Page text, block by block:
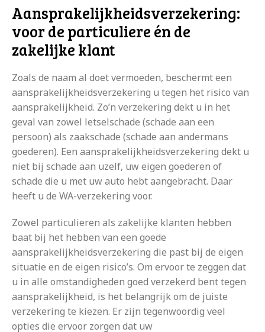
Aansprakelijkheidsverzekering:
voor de particuliere én de
zakelijke klant
Zoals de naam al doet vermoeden, beschermt een
aansprakelijkheidsverzekering u tegen het risico van
aansprakelijkheid. Zo’n verzekering dekt u in het
geval van zowel letselschade (schade aan een
persoon) als zaakschade (schade aan andermans
goederen). Een aansprakelijkheidsverzekering dekt u
niet bij schade aan uzelf, uw eigen goederen of
schade die u met uw auto hebt aangebracht. Daar
heeft u de WA-verzekering voor.
Zowel particulieren als zakelijke klanten hebben
baat bij het hebben van een goede
aansprakelijkheidsverzekering die past bij de eigen
situatie en de eigen risico’s. Om ervoor te zeggen dat
u in alle omstandigheden goed verzekerd bent tegen
aansprakelijkheid, is het belangrijk om de juiste
verzekering te kiezen. Er zijn tegenwoordig veel
opties die ervoor zorgen dat uw